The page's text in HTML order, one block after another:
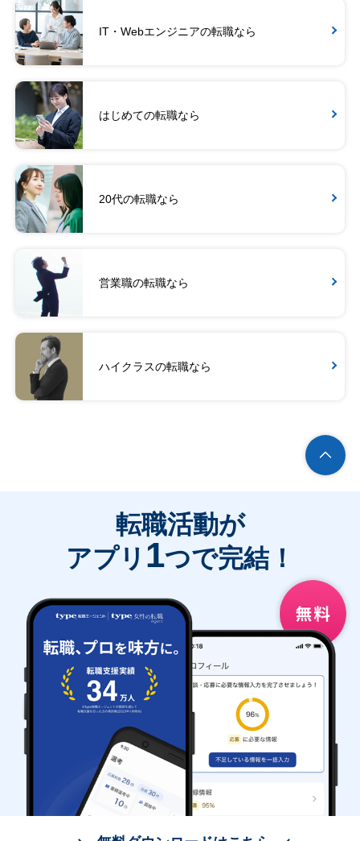
IT・Webエンジニアの転職なら
はじめての転職なら
20代の転職なら
営業職の転職なら
ハイクラスの転職なら
転職活動が
アプリ 1つで完結！